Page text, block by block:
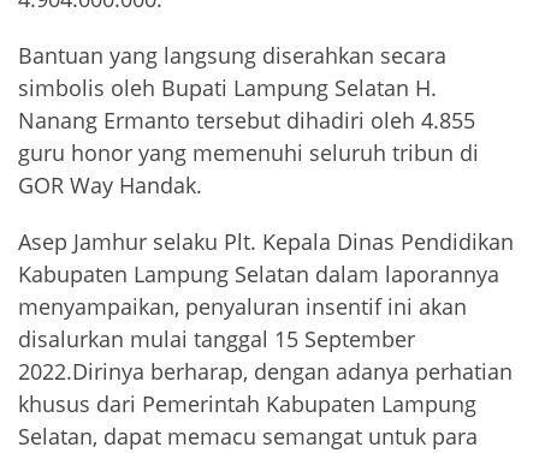
Bantuan yang langsung diserahkan secara
simbolis oleh Bupati Lampung Selatan H.
Nanang Ermanto tersebut dihadiri oleh 4.855
guru honor yang memenuhi seluruh tribun di
GOR Way Handak.
Asep Jamhur selaku Plt. Kepala Dinas Pendidikan
Kabupaten Lampung Selatan dalam laporannya
menyampaikan, penyaluran insentif ini akan
disalurkan mulai tanggal 15 September
2022.Dirinya berharap, dengan adanya perhatian
khusus dari Pemerintah Kabupaten Lampung
Selatan, dapat memacu semangat untuk para